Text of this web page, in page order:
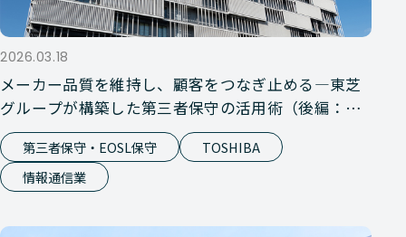
2026.03.18
メーカー品質を維持し、顧客をつなぎ止める―東芝
グループが構築した第三者保守の活用術（後編：第
三者保守サービス）
第三者保守・EOSL保守
TOSHIBA
情報通信業